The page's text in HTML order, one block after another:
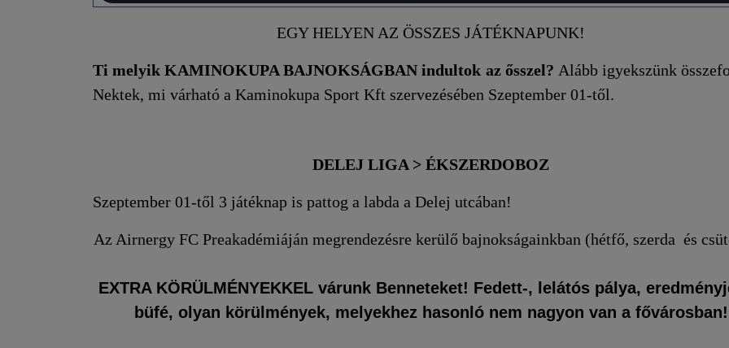
EGY HELYEN AZ ÖSSZES JÁTÉKNAPUNK!
Ti melyik KAMINOKUPA BAJNOKSÁGBAN indultok az ősszel? Alább igyekszünk
Nektek, mi várható a Kaminokupa Sport Kft szervezésében Szeptember 01-től.
DELEJ LIGA > ÉKSZERDOBOZ
Szeptember 01-től 3 játéknap is pattog a labda a Delej utcában!
Az Airnergy FC Preakadémiáján megrendezésre kerülő bajnokságainkban (hétfő, szerda és
EXTRA KÖRÜLMÉNYEKKEL várunk Benneteket! Fedett-, lelátós pálya,
büfé, olyan körülmények, melyekhez hasonló nem nagyon van a fővárosban!